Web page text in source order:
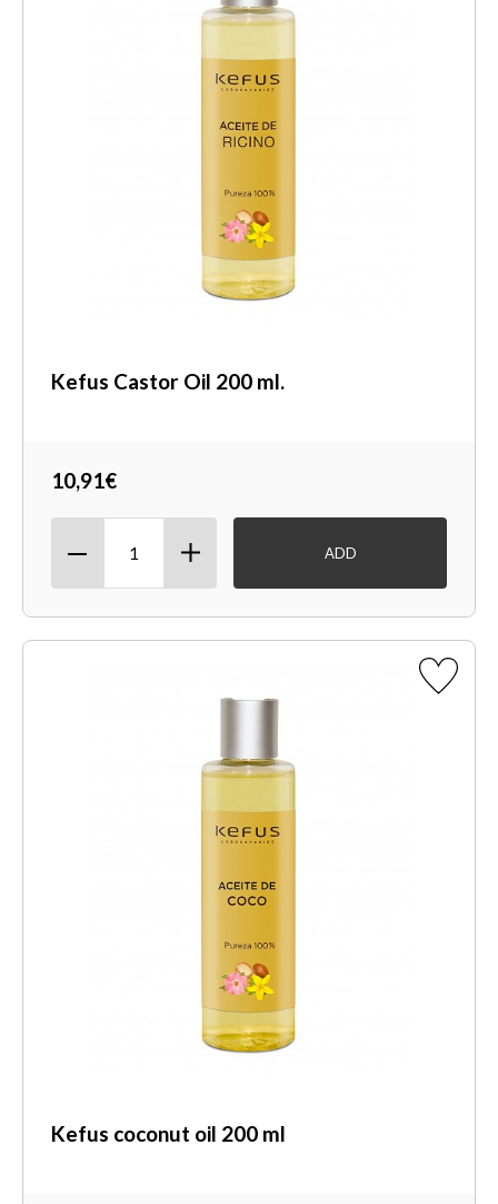
Kefus Castor Oil 200 ml.
10,91€
ADD
Kefus coconut oil 200 ml